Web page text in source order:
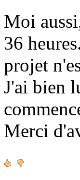
Moi
36
projet
J'ai bien
Merci